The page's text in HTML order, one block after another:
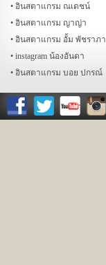
อินสตาแกรม ณเดชน์
อินสตาแกรม ญาญ่า
อินสตาแกรม อั้ม พัชราภา
instagram น้องอันดา
อินสตาแกรม บอย ปกรณ์